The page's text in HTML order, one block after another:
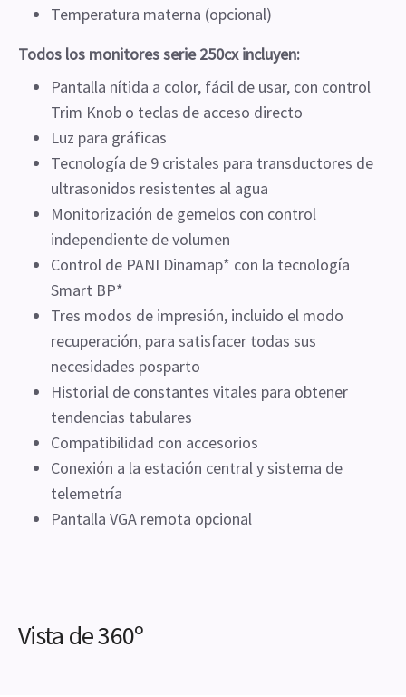
Temperatura materna (opcional)
Todos los monitores serie 250cx incluyen:
Pantalla nítida a color, fácil de usar, con control
Trim Knob o teclas de acceso directo
Luz para gráficas
Tecnología de 9 cristales para transductores de
ultrasonidos resistentes al agua
Monitorización de gemelos con control
independiente de volumen
Control de PANI Dinamap* con la tecnología
Smart BP*
Tres modos de impresión, incluido el modo
recuperación, para satisfacer todas sus
necesidades posparto
Historial de constantes vitales para obtener
tendencias tabulares
Compatibilidad con accesorios
Conexión a la estación central y sistema de
telemetría
Pantalla VGA remota opcional
Vista de 360º